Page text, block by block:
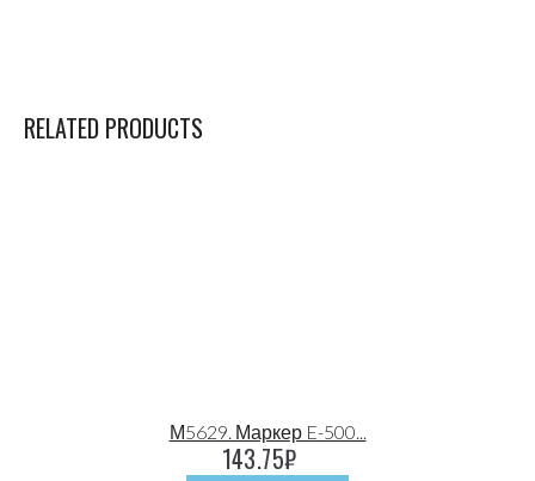
RELATED PRODUCTS
М5629. Маркер E-500...
143.75₽